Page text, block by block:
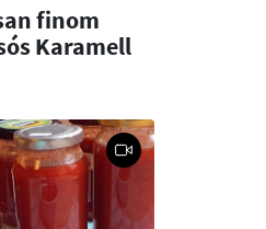
finom
Karamell